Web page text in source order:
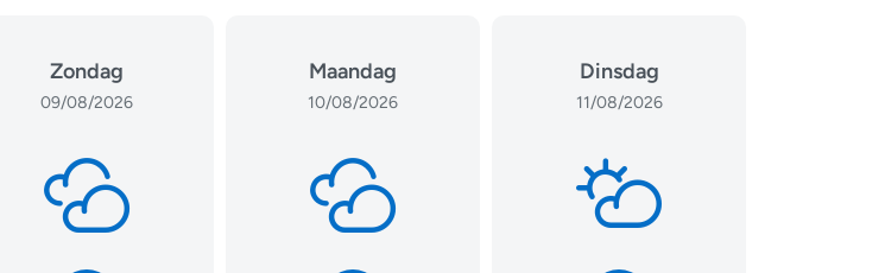
Zondag
09/08/2026
Maandag
10/08/2026
Dinsdag
11/08/2026